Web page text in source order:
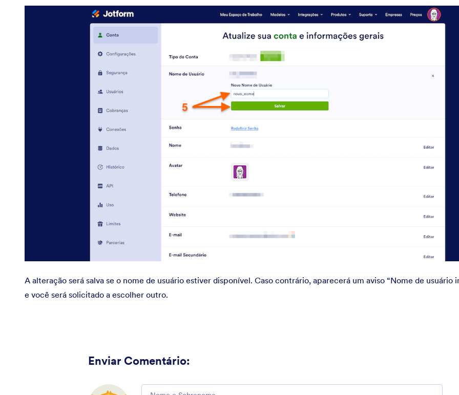
A alteração será salva se o nome de usuário estiver disponível. Caso contrário, aparecerá um aviso “Nome de usuário
e você será solicitado a escolher outro.
Enviar Comentário:
Comment